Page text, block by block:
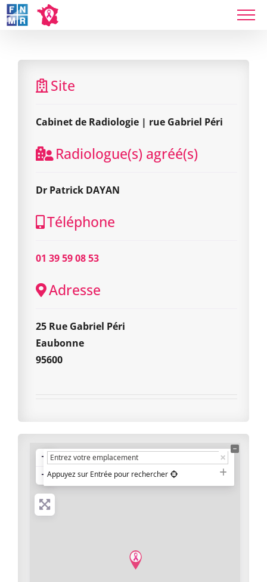
Skip
to
Site
Cabinet de Radiologie | rue Gabriel Péri
Radiologue(s) agréé(s)
Dr Patrick DAYAN
Téléphone
01 39 59 08 53
Adresse
25 Rue Gabriel Péri
Eaubonne
95600
+
−Appuyez sur Entrée pour rechercher